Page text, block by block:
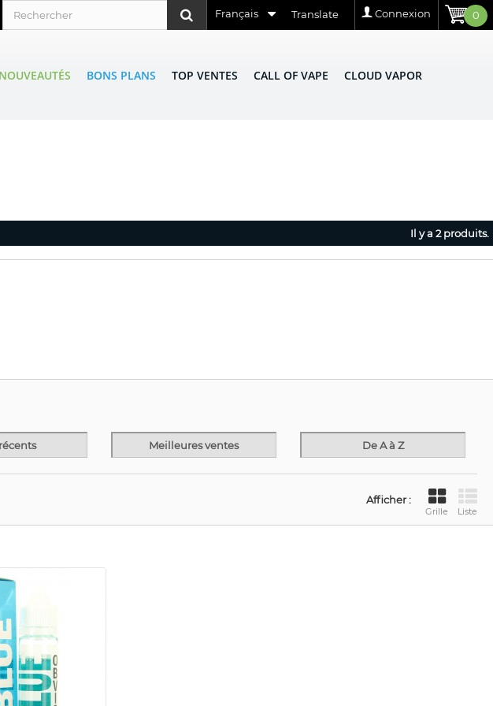
0
Connexion
Translate
Français
NOUVEAUTÉS BONS PLANS TOP VENTES CALL OF VAPE CLOUD VAPOR
Il y a 2 produits.
Meilleures ventes De A à Z
Afficher :
Grille Liste